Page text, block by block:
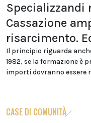
Cassazione
risarcimento.
Il principio riguarda
1982, se la formazione è
importi dovranno essere
CASE DI COMUNITÀ